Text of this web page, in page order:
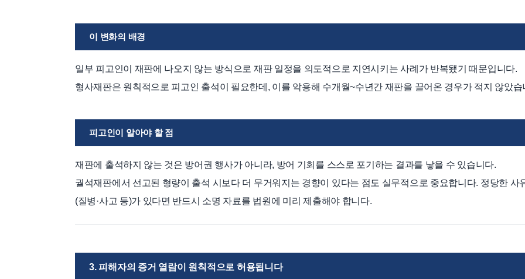
이 변화의 배경
일부 피고인이 재판에 나오지 않는 방식으로 재판 일정을 의도적으로 지연시키는 사례가 반복됐기 때문입니다.
형사재판은 원칙적으로 피고인 출석이 필요한데, 이를 악용해 수개월~수년간 재판을 끌어온 경우가 적지 않았습
피고인이 알아야 할 점
재판에 출석하지 않는 것은 방어권 행사가 아니라, 방어 기회를 스스로 포기하는 결과를 낳을 수 있습니다.
궐석재판에서 선고된 형량이 출석 시보다 더 무거워지는 경향이 있다는 점도 실무적으로 중요합니다. 정당한 사
(질병·사고 등)가 있다면 반드시 소명 자료를 법원에 미리 제출해야 합니다.
3. 피해자의 증거 열람이 원칙적으로 허용됩니다